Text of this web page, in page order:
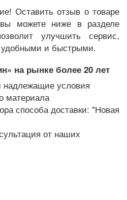
Оставить отзыв о товаре
можете ниже в разделе
улучшить сервис,
удобными и быстрыми.
на рынке более 20 лет
условия
материала
способа доставки: "Новая
от наших